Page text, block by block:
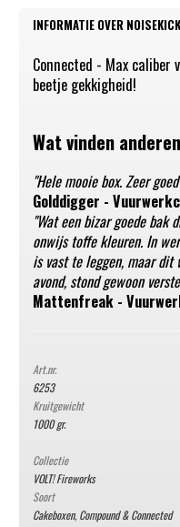
INFORMATIE OVER
Connected - Max caliber
beetje gekkigheid!
Wat vinden
"Hele mooie box. Zeer
Golddigger -
"Wat een bizar goede
onwijs toffe kleuren. In
is vast te leggen, maar
avond, stond gewoon
Mattenfreak -
Art.nr.
6253
Kruitgewicht
1000 gr.
Collectie
VOLT! Fireworks
Soort
Cakeboxen, Compound & Connected